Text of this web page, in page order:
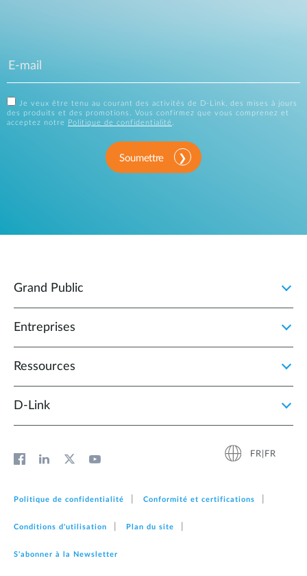
Je veux être tenu au courant des activités de D-Link, des mises à jours
des produits et des promotions. Vous confirmez que vous comprenez et
acceptez notre
Politique de confidentialité.
Soumettre
Grand Public
Entreprises
Ressources
D‑Link
FR|FR
Politique de confidentialité Conformité et certifications
Conditions d'utilisation Plan du site
S'abonner à la Newsletter